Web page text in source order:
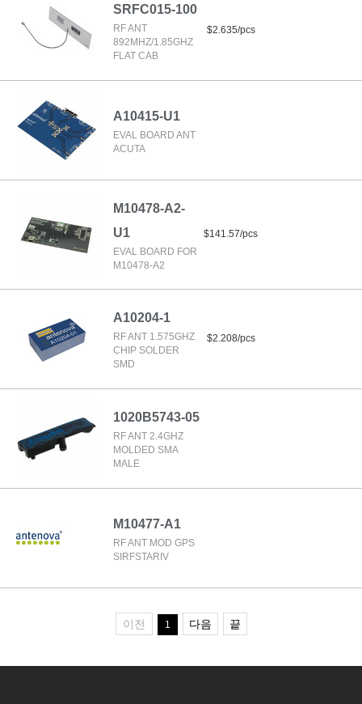
SRFC015-100
RF ANT
892MHZ/1.85GHZ
FLAT CAB
$2.635/pcs
A10415-U1
EVAL BOARD ANT
ACUTA
M10478-A2-
U1
EVAL BOARD FOR
M10478-A2
$141.57/pcs
A10204-1
RF ANT 1.575GHZ
CHIP SOLDER
SMD
$2.208/pcs
1020B5743-05
RF ANT 2.4GHZ
MOLDED SMA
MALE
M10477-A1
RF ANT MOD GPS
SIRFSTARIV
이전 1 다음 끝